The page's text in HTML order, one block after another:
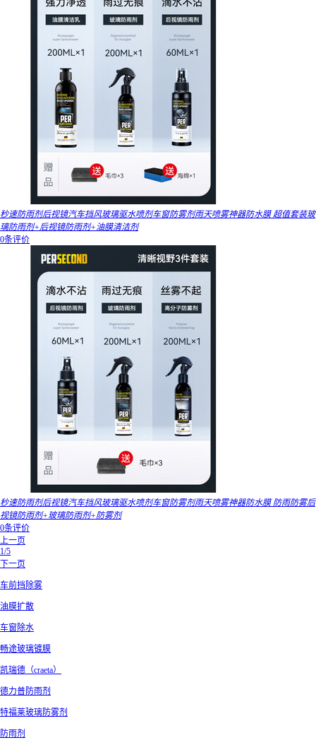
秒速防雨剂后视镜汽车挡风玻璃驱水喷剂车窗防雾剂雨天喷雾神器防水膜 超值套装玻
璃防雨剂+后视镜防雨剂+油膜清洁剂
0条评价
秒速防雨剂后视镜汽车挡风玻璃驱水喷剂车窗防雾剂雨天喷雾神器防水膜 防雨防雾后
视镜防雨剂+玻璃防雨剂+防雾剂
0条评价
上一页
1/5
下一页
车前挡除雾
油膜扩散
车窗除水
畅途玻璃镀膜
凯瑞德（craeta）
德力普防雨剂
特福莱玻璃防雾剂
防雨剂